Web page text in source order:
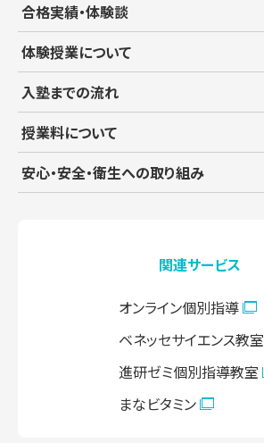
合格実績・体験談
体験授業について
入塾までの流れ
授業料について
安心・安全・衛生への取り組み
関連サービス
オンライン個別指導
ベネッセサイエンス教室
進研ゼミ個別指導教室
まなビタミン